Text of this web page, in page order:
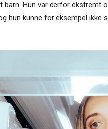
barn. Hun var derfor
hun kunne for eksempel ikke